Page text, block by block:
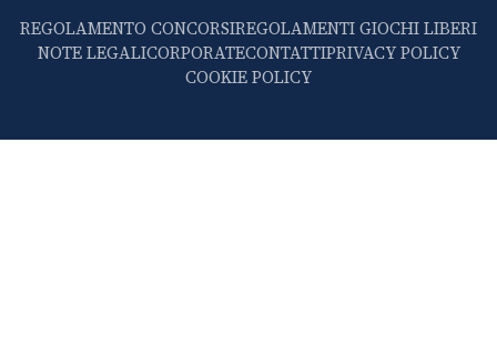
REGOLAMENTO CONCORSIREGOLAMENTI GIOCHI LIBERI
NOTE LEGALICORPORATECONTATTIPRIVACY POLICY
COOKIE POLICY